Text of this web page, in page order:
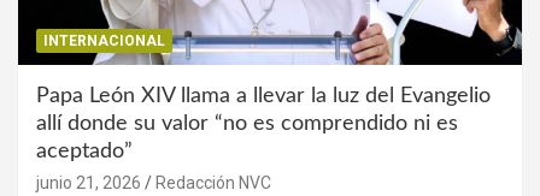
INTERNACIONAL
Papa León XIV llama a llevar la luz del Evangelio
allí donde su valor “no es comprendido ni es
aceptado”
junio 21, 2026 Redacción NVC